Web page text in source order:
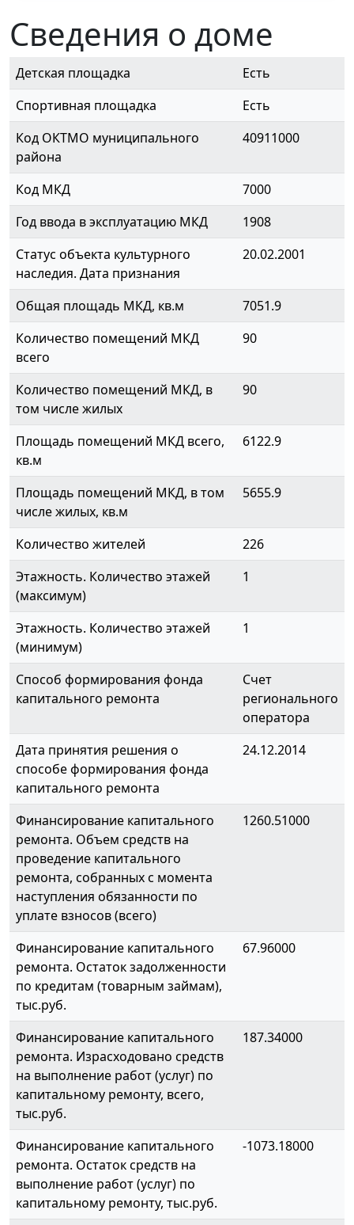
Сведения о доме
Детская площадка
Есть
Спортивная площадка
Есть
Код ОКТМО муниципального
района
40911000
Код МКД
7000
Год ввода в эксплуатацию МКД
1908
Статус объекта культурного
наследия. Дата признания
20.02.2001
Общая площадь МКД, кв.м
7051.9
Количество помещений МКД
всего
90
Количество помещений МКД, в
том числе жилых
90
Площадь помещений МКД всего,
кв.м
6122.9
Площадь помещений МКД, в том
числе жилых, кв.м
5655.9
Количество жителей
226
Этажность. Количество этажей
(максимум)
1
Этажность. Количество этажей
(минимум)
1
Способ формирования фонда
капитального ремонта
Счет
регионального
оператора
Дата принятия решения о
способе формирования фонда
капитального ремонта
24.12.2014
Финансирование капитального
ремонта. Объем средств на
проведение капитального
ремонта, собранных с момента
наступления обязанности по
уплате взносов (всего)
1260.51000
Финансирование капитального
ремонта. Остаток задолженности
по кредитам (товарным займам),
тыс.руб.
67.96000
Финансирование капитального
ремонта. Израсходовано средств
на выполнение работ (услуг) по
капитальному ремонту, всего,
тыс.руб.
187.34000
Финансирование капитального
ремонта. Остаток средств на
выполнение работ (услуг) по
капитальному ремонту, тыс.руб.
-1073.18000